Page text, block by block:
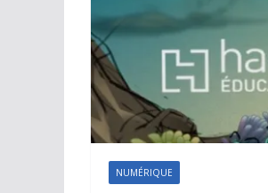
NUMÉRIQUE